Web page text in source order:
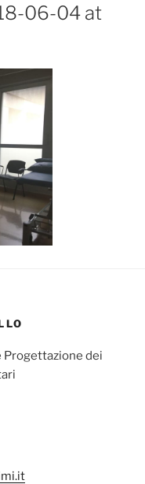
06-04 at
Progettazione dei